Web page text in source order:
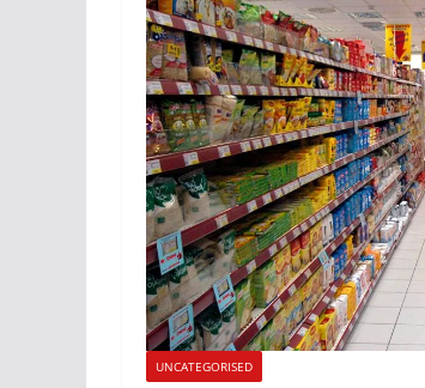
UNCATEGORISED